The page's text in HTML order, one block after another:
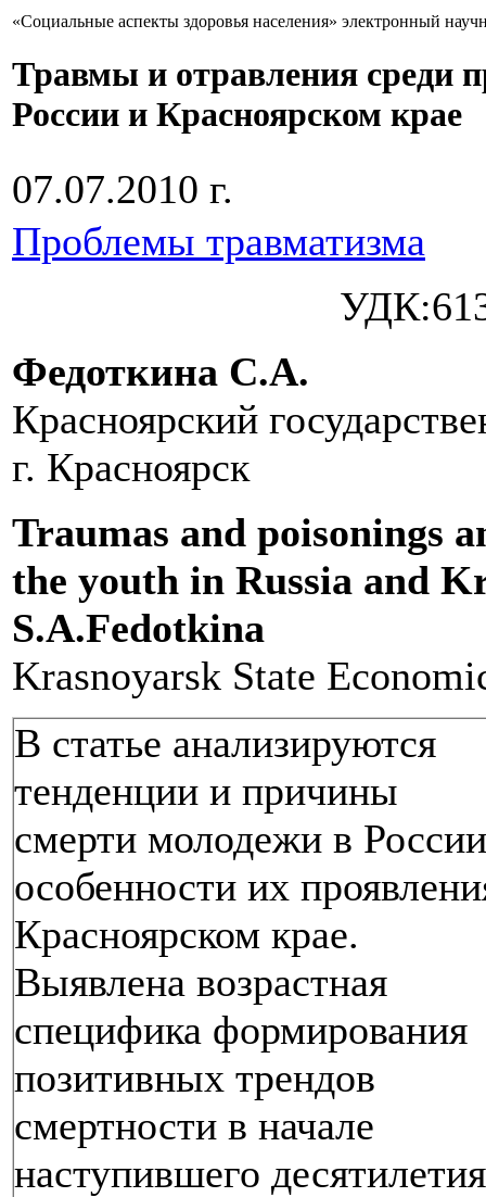
«Социальные аспекты здоровья населения» электронный
Травмы и отравления среди
России и Красноярском крае
07.07.2010 г.
Проблемы травматизма
Федоткина С.А.
Красноярский
г. Красноярск
Traumas and poisonings
the youth in Russia and
S.A.Fedotkina
Krasnoyarsk State
В статье анализируются
тенденции и причины
смерти молодежи в
особенности их
Красноярском крае.
Выявлена возрастная
специфика формирования
позитивных трендов
смертности в начале
наступившего